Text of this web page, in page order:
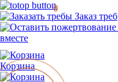
Заказ треб
вместе
Корзина
0